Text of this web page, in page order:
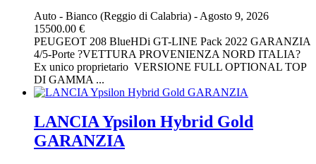
Auto - Bianco (Reggio di Calabria) - Agosto 9, 2026
15500.00 €
PEUGEOT 208 BlueHDi GT-LINE Pack 2022 GARANZIA
4/5-Porte ?VETTURA PROVENIENZA NORD ITALIA?
Ex unico proprietario VERSIONE FULL OPTIONAL TOP
DI GAMMA ...
LANCIA Ypsilon Hybrid Gold
GARANZIA